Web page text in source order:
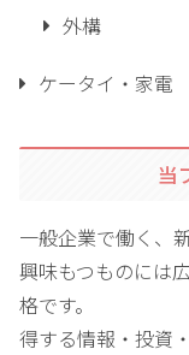
外構
ケータイ・家電
当
一般企業で働く、
興味もつものには
格です。
得する情報・投資